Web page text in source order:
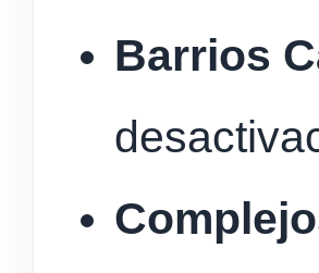
Barrios